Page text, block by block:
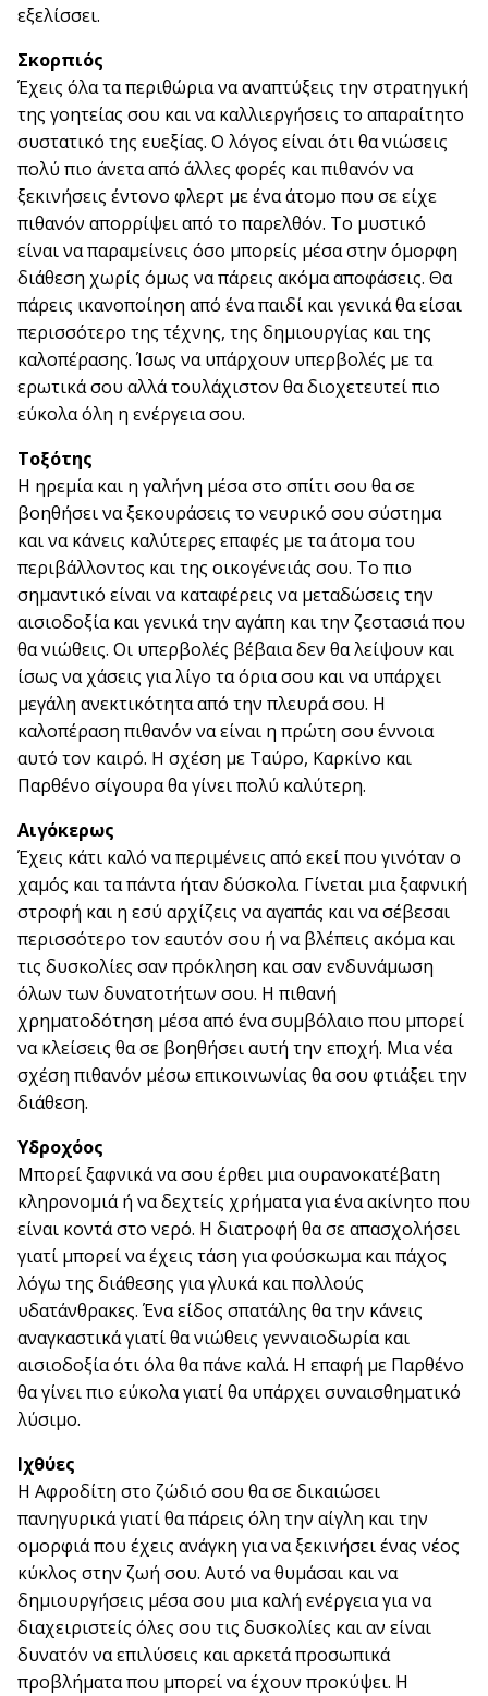
εξελίσσει.
Σκορπιός
Έχεις όλα τα περιθώρια να αναπτύξεις την στρατηγική
της γοητείας σου και να καλλιεργήσεις το απαραίτητο
συστατικό της ευεξίας. Ο λόγος είναι ότι θα νιώσεις
πολύ πιο άνετα από άλλες φορές και πιθανόν να
ξεκινήσεις έντονο φλερτ με ένα άτομο που σε είχε
πιθανόν απορρίψει από το παρελθόν. Το μυστικό
είναι να παραμείνεις όσο μπορείς μέσα στην όμορφη
διάθεση χωρίς όμως να πάρεις ακόμα αποφάσεις. Θα
πάρεις ικανοποίηση από ένα παιδί και γενικά θα είσαι
περισσότερο της τέχνης, της δημιουργίας και της
καλοπέρασης. Ίσως να υπάρχουν υπερβολές με τα
ερωτικά σου αλλά τουλάχιστον θα διοχετευτεί πιο
εύκολα όλη η ενέργεια σου.
Τοξότης
Η ηρεμία και η γαλήνη μέσα στο σπίτι σου θα σε
βοηθήσει να ξεκουράσεις το νευρικό σου σύστημα
και να κάνεις καλύτερες επαφές με τα άτομα του
περιβάλλοντος και της οικογένειάς σου. Το πιο
σημαντικό είναι να καταφέρεις να μεταδώσεις την
αισιοδοξία και γενικά την αγάπη και την ζεστασιά που
θα νιώθεις. Οι υπερβολές βέβαια δεν θα λείψουν και
ίσως να χάσεις για λίγο τα όρια σου και να υπάρχει
μεγάλη ανεκτικότητα από την πλευρά σου. Η
καλοπέραση πιθανόν να είναι η πρώτη σου έννοια
αυτό τον καιρό. Η σχέση με Ταύρο, Καρκίνο και
Παρθένο σίγουρα θα γίνει πολύ καλύτερη.
Αιγόκερως
Έχεις κάτι καλό να περιμένεις από εκεί που γινόταν ο
χαμός και τα πάντα ήταν δύσκολα. Γίνεται μια ξαφνική
στροφή και η εσύ αρχίζεις να αγαπάς και να σέβεσαι
περισσότερο τον εαυτόν σου ή να βλέπεις ακόμα και
τις δυσκολίες σαν πρόκληση και σαν ενδυνάμωση
όλων των δυνατοτήτων σου. Η πιθανή
χρηματοδότηση μέσα από ένα συμβόλαιο που μπορεί
να κλείσεις θα σε βοηθήσει αυτή την εποχή. Μια νέα
σχέση πιθανόν μέσω επικοινωνίας θα σου φτιάξει την
διάθεση.
Υδροχόος
Μπορεί ξαφνικά να σου έρθει μια ουρανοκατέβατη
κληρονομιά ή να δεχτείς χρήματα για ένα ακίνητο που
είναι κοντά στο νερό. Η διατροφή θα σε απασχολήσει
γιατί μπορεί να έχεις τάση για φούσκωμα και πάχος
λόγω της διάθεσης για γλυκά και πολλούς
υδατάνθρακες. Ένα είδος σπατάλης θα την κάνεις
αναγκαστικά γιατί θα νιώθεις γενναιοδωρία και
αισιοδοξία ότι όλα θα πάνε καλά. Η επαφή με Παρθένο
θα γίνει πιο εύκολα γιατί θα υπάρχει συναισθηματικό
λύσιμο.
Ιχθύες
Η Αφροδίτη στο ζώδιό σου θα σε δικαιώσει
πανηγυρικά γιατί θα πάρεις όλη την αίγλη και την
ομορφιά που έχεις ανάγκη για να ξεκινήσει ένας νέος
κύκλος στην ζωή σου. Αυτό να θυμάσαι και να
δημιουργήσεις μέσα σου μια καλή ενέργεια για να
διαχειριστείς όλες σου τις δυσκολίες και αν είναι
δυνατόν να επιλύσεις και αρκετά προσωπικά
προβλήματα που μπορεί να έχουν προκύψει. Η